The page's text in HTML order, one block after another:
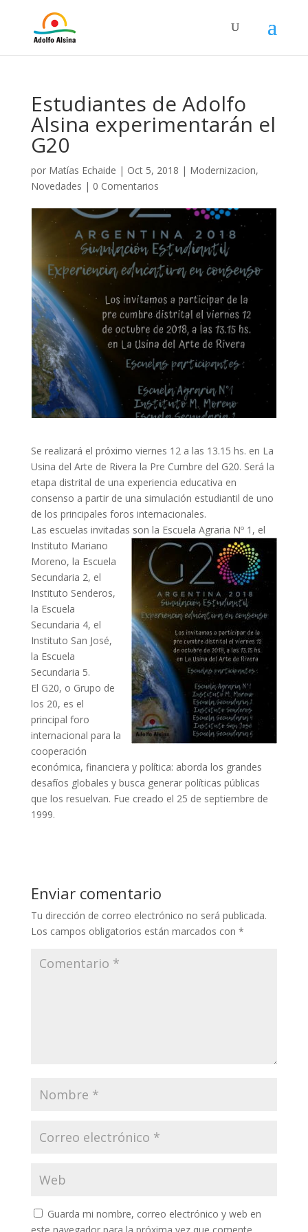
Estudiantes de Adolfo
Alsina experimentarán el
G20
por Matías Echaide | Oct 5, 2018 | Modernizacion,
Novedades | 0 Comentarios
Se realizará el próximo viernes 12 a las 13.15 hs. en La
Usina del Arte de Rivera la Pre Cumbre del G20. Será la
etapa distrital de una experiencia educativa en
consenso a partir de una simulación estudiantil de uno
de los principales foros internacionales.
Las escuelas invitadas son la Escuela Agraria Nº 1, el
Instituto Mariano
Moreno, la Escuela
Secundaria 2, el
Instituto Senderos,
la Escuela
Secundaria 4, el
Instituto San José,
la Escuela
Secundaria 5.
El G20, o Grupo de
los 20, es el
principal foro
internacional para la
cooperación
económica, financiera y política: aborda los grandes
desafíos globales y busca generar políticas públicas
que los resuelvan. Fue creado el 25 de septiembre de
1999.
Enviar comentario
Tu dirección de correo electrónico no será publicada.
Los campos obligatorios están marcados con *
Guarda mi nombre, correo electrónico y web en